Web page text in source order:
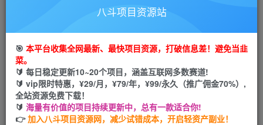
会员专属资源
您暂无购买权限，请先开通会员
开通会员
八斗项目资源站
🎯 本平台收集全网最新、最快项目资源，打破信息差！避免当韭
菜。
🔰 每日稳定更新10~20个项目，涵盖互联网多数赛道!
🔰 vip限时特惠，¥29/月，¥79/年，¥99/永久（推广佣金70%）,
全站资源免费下载！
🔰 海量有价值的项目持续更新中，总有一款适合你!
👉加入八斗项目资源网，减少试错成本，开启轻资产副业！